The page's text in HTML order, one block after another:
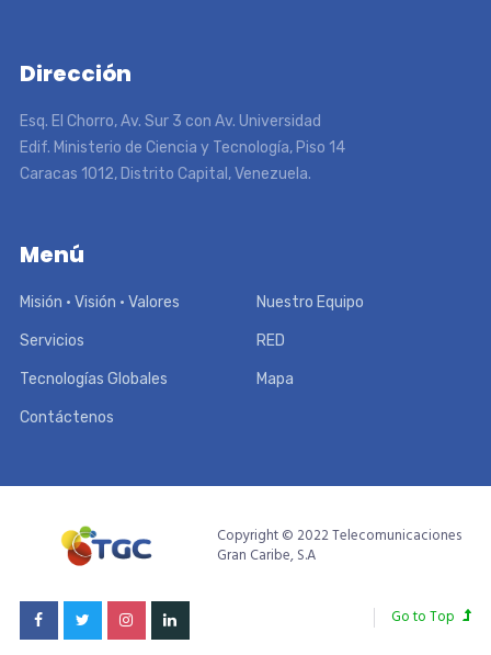
Dirección
Esq. El Chorro, Av. Sur 3 con Av. Universidad
Edif. Ministerio de Ciencia y Tecnología, Piso 14
Caracas 1012, Distrito Capital, Venezuela.
Menú
Misión • Visión • Valores Nuestro Equipo
Servicios RED
Tecnologías Globales Mapa
Contáctenos
Copyright © 2022 Telecomunicaciones
Gran Caribe, S.A
Go to Top